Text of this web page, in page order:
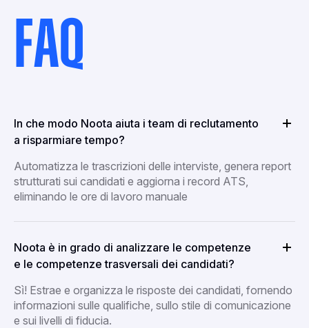
FAQ
In che modo Noota aiuta i team di reclutamento
a risparmiare tempo?
Automatizza le trascrizioni delle interviste, genera report
strutturati sui candidati e aggiorna i record ATS,
eliminando le ore di lavoro manuale
Noota è in grado di analizzare le competenze
e le competenze trasversali dei candidati?
Sì! Estrae e organizza le risposte dei candidati, fornendo
informazioni sulle qualifiche, sullo stile di comunicazione
e sui livelli di fiducia.